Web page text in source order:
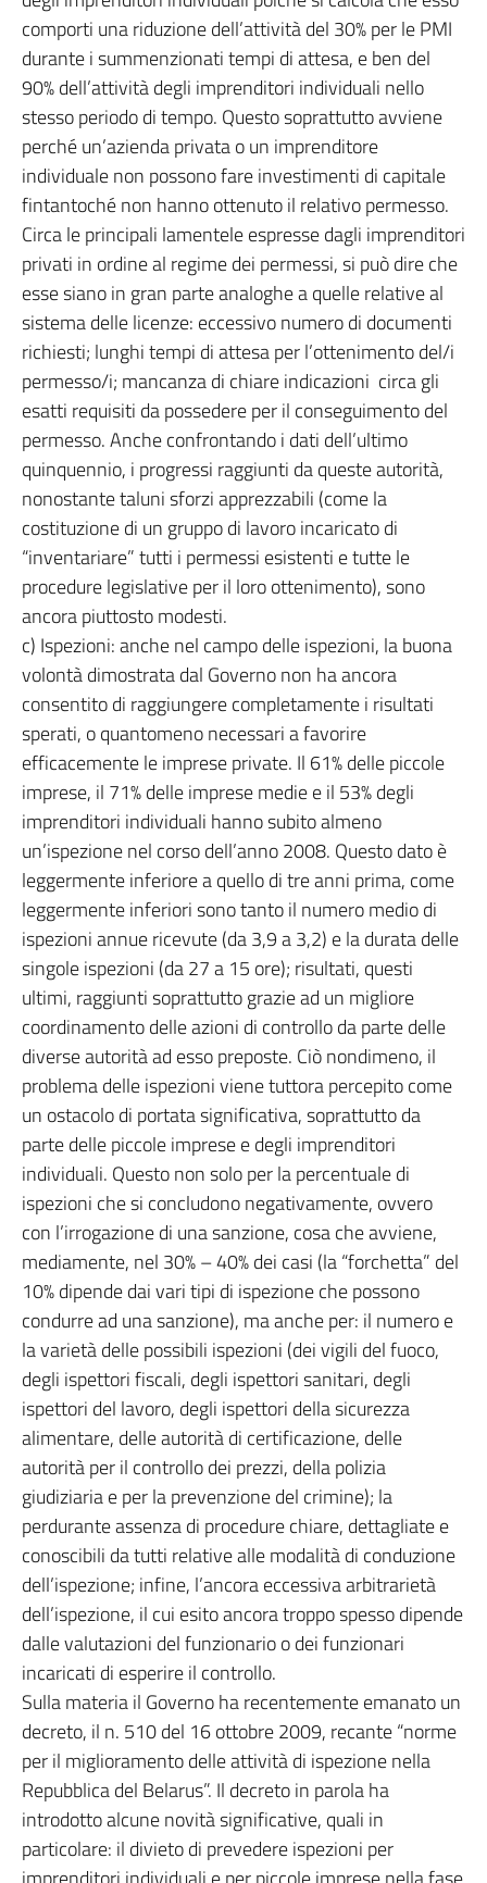
comporti una riduzione dell’attività del 30% per le PMI
durante i summenzionati tempi di attesa, e ben del
90% dell’attività degli imprenditori individuali nello
stesso periodo di tempo. Questo soprattutto avviene
perché un’azienda privata o un imprenditore
individuale non possono fare investimenti di capitale
fintantoché non hanno ottenuto il relativo permesso.
Circa le principali lamentele espresse dagli imprenditori
privati in ordine al regime dei permessi, si può dire che
esse siano in gran parte analoghe a quelle relative al
sistema delle licenze: eccessivo numero di documenti
richiesti; lunghi tempi di attesa per l’ottenimento del/i
permesso/i; mancanza di chiare indicazioni circa gli
esatti requisiti da possedere per il conseguimento del
permesso. Anche confrontando i dati dell’ultimo
quinquennio, i progressi raggiunti da queste autorità,
nonostante taluni sforzi apprezzabili (come la
costituzione di un gruppo di lavoro incaricato di
“inventariare” tutti i permessi esistenti e tutte le
procedure legislative per il loro ottenimento), sono
ancora piuttosto modesti.
c) Ispezioni: anche nel campo delle ispezioni, la buona
volontà dimostrata dal Governo non ha ancora
consentito di raggiungere completamente i risultati
sperati, o quantomeno necessari a favorire
efficacemente le imprese private. Il 61% delle piccole
imprese, il 71% delle imprese medie e il 53% degli
imprenditori individuali hanno subito almeno
un’ispezione nel corso dell’anno 2008. Questo dato è
leggermente inferiore a quello di tre anni prima, come
leggermente inferiori sono tanto il numero medio di
ispezioni annue ricevute (da 3,9 a 3,2) e la durata delle
singole ispezioni (da 27 a 15 ore); risultati, questi
ultimi, raggiunti soprattutto grazie ad un migliore
coordinamento delle azioni di controllo da parte delle
diverse autorità ad esso preposte. Ciò nondimeno, il
problema delle ispezioni viene tuttora percepito come
un ostacolo di portata significativa, soprattutto da
parte delle piccole imprese e degli imprenditori
individuali. Questo non solo per la percentuale di
ispezioni che si concludono negativamente, ovvero
con l’irrogazione di una sanzione, cosa che avviene,
mediamente, nel 30% – 40% dei casi (la “forchetta” del
10% dipende dai vari tipi di ispezione che possono
condurre ad una sanzione), ma anche per: il numero e
la varietà delle possibili ispezioni (dei vigili del fuoco,
degli ispettori fiscali, degli ispettori sanitari, degli
ispettori del lavoro, degli ispettori della sicurezza
alimentare, delle autorità di certificazione, delle
autorità per il controllo dei prezzi, della polizia
giudiziaria e per la prevenzione del crimine); la
perdurante assenza di procedure chiare, dettagliate e
conoscibili da tutti relative alle modalità di conduzione
dell’ispezione; infine, l’ancora eccessiva arbitrarietà
dell’ispezione, il cui esito ancora troppo spesso dipende
dalle valutazioni del funzionario o dei funzionari
incaricati di esperire il controllo.
Sulla materia il Governo ha recentemente emanato un
decreto, il n. 510 del 16 ottobre 2009, recante “norme
per il miglioramento delle attività di ispezione nella
Repubblica del Belarus”. Il decreto in parola ha
introdotto alcune novità significative, quali in
particolare: il divieto di prevedere ispezioni per